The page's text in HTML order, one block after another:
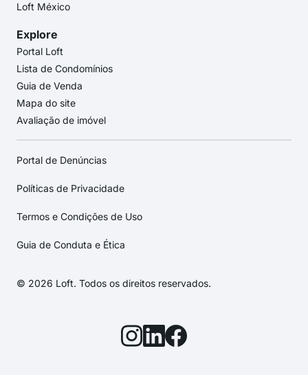
Loft México
Explore
Portal Loft
Lista de Condomínios
Guia de Venda
Mapa do site
Avaliação de imóvel
Portal de Denúncias
Políticas de Privacidade
Termos e Condições de Uso
Guia de Conduta e Ética
© 2026 Loft. Todos os direitos reservados.